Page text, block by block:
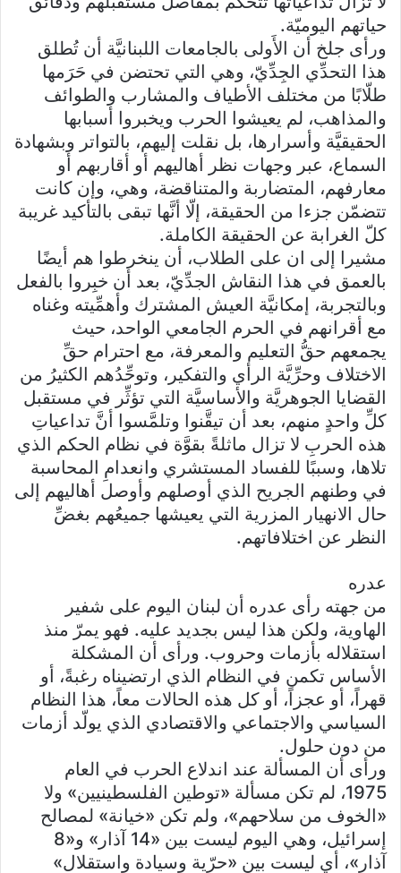
حياتهم اليوميّة.
ورأى جلخ أن الأَولى بالجامعات اللبنانيَّة أن تُطلق
هذا التحدِّي الجِدِّيّ، وهي التي تحتضن في حَرَمها
طلّابًا من مختلف الأطياف والمشارب والطوائف
والمذاهب، لم يعيشوا الحرب ويخبروا أسبابها
الحقيقيَّة وأسرارها، بل نقلت إليهم، بالتواتر وبشهادة
السماع، عبر وجهات نظر أهاليهم أو أقاربهم أو
معارفهم، المتضاربة والمتناقضة، وهي، وإن كانت
تتضمّن جزءا من الحقيقة، إلّا أنَّها تبقى بالتأكيد غريبة
كلّ الغرابة عن الحقيقة الكاملة.
مشيرا إلى ان على الطلاب، أن ينخرطوا هم أيضًا
بالعمق في هذا النقاش الجدِّيّ، بعد أن خبِروا بالفعل
وبالتجربة، إمكانيَّة العيش المشترك وأهمِّيته وغناه
مع أقرانهم في الحرم الجامعي الواحد، حيث
يجمعهم حقُّ التعليم والمعرفة، مع احترام حقِّ
الاختلاف وحرِّيَّة الرأي والتفكير، وتوحِّدُهم الكثيرُ من
القضايا الجوهريَّة والأساسيَّة التي تؤثِّر في مستقبل
كلِّ واحدٍ منهم، بعد أن تيقَّنوا وتلمَّسوا أنَّ تداعياتِ
هذه الحربِ لا تزال ماثلةً بقوَّة في نظام الحكم الذي
تلاها، وسببًا للفساد المستشري وانعدامِ المحاسبة
في وطنهم الجريح الذي أوصلهم وأوصل أهاليهم إلى
حال الانهيار المزرية التي يعيشها جميعُهم بغضِّ
النظر عن اختلافاتهم.
عدره
من جهته رأى عدره أن لبنان اليوم على شفير
الهاوية، ولكن هذا ليس بجديد عليه. فهو يمرّ منذ
استقلاله بأزمات وحروب. ورأى أن المشكلة
الأساس تكمن في النظام الذي ارتضيناه رغبةً، أو
قهراً، أو عجزاً، أو كل هذه الحالات معاً، هذا النظام
السياسي والاجتماعي والاقتصادي الذي يولّد أزمات
من دون حلول.
ورأى أن المسألة عند اندلاع الحرب في العام
1975، لم تكن مسألة «توطين الفلسطينيين» ولا
«الخوف من سلاحهم»، ولم تكن «خيانة» لمصالح
إسرائيل، وهي اليوم ليست بين «14 آذار» و«8
آذار»، أي ليست بين «حرّية وسيادة واستقلال»